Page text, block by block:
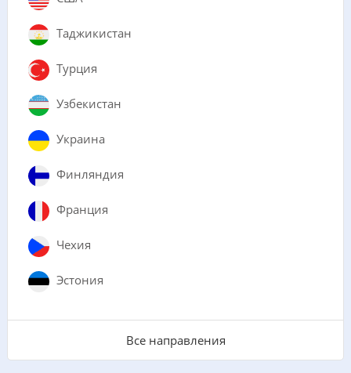
Таджикистан
Турция
Узбекистан
Украина
Финляндия
Франция
Чехия
Эстония
Все направления